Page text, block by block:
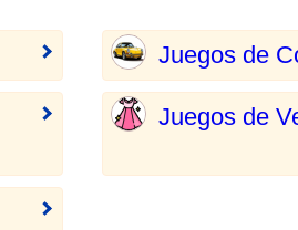
Juegos de
Juegos de